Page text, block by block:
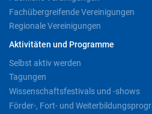
Fachübergreifende Vereinigungen
Regionale Vereinigungen
Aktivitäten und Programme
Selbst aktiv werden
Tagungen
Wissenschaftsfestivals und -shows
Förder-, Fort- und